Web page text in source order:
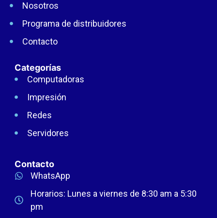
Nosotros
Programa de distribuidores
Contacto
Categorías
Computadoras
Impresión
Redes
Servidores
Contacto
WhatsApp
Horarios: Lunes a viernes de 8:30 am a 5:30
pm